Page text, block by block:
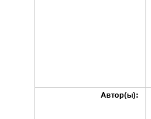
Автор(ы):